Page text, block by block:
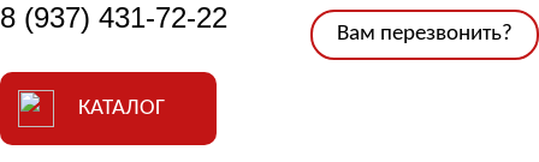
8 (937) 431-72-22
Вам перезвонить?
КАТАЛОГ